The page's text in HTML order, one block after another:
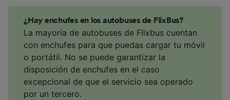
¿Hay enchufes en los autobuses de FlixBus?
La mayoría de autobuses de Flixbus cuentan
con enchufes para que puedas cargar tu móvil
o portátil. No se puede garantizar la
disposición de enchufes en el caso
excepcional de que el servicio sea operado
por un tercero.